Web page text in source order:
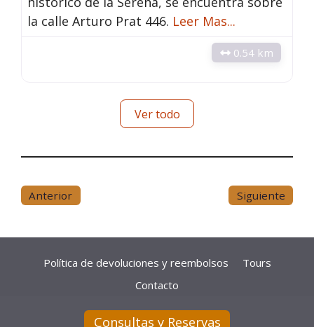
la calle Arturo Prat 446. Leer Mas...
0.54 km
Ver todo
Anterior Siguiente
Política de devoluciones y reembolsos
Tours
Contacto
© 2026 Turismo La Serena • Guia de Turismo de La
Consultas y Reservas